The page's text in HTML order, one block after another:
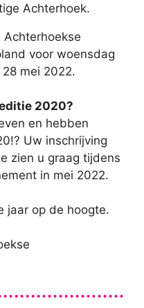
Achterhoek.
voor woensdag
mei 2022.
2020?
en hebben
Uw inschrijving
zien u graag tijdens
in mei 2022.
jaar op de hoogte.